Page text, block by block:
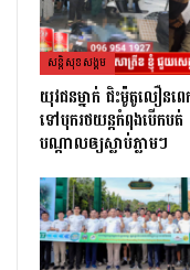
សន្តិសុខសង្គម
យុវជនម្នាក់ ជិះម៉ូតូលឿនព
ទៅបុករថយន្តកំពុងបើកបត់
បណ្តាលឲ្យស្លាប់ភ្លាមៗ